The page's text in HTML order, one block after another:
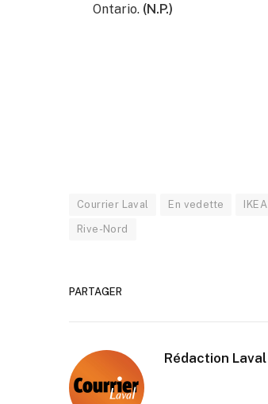
Ontario. (N.P.)
Courrier Laval En vedette IKEA
Rive-Nord
PARTAGER
Rédaction Laval